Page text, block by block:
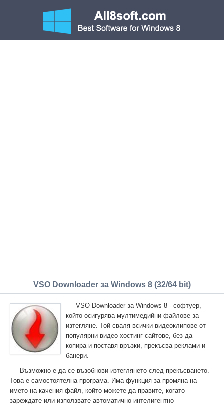
VSO Downloader за Windows 8 (32/64 bit)
VSO Downloader за Windows 8 - софтуер,
който осигурява мултимедийни файлове за
изтегляне. Той сваля всички видеоклипове от
популярни видео хостинг сайтове, без да
копира и поставя връзки, прекъсва реклами и
банери.
Възможно е да се възобнови изтеглянето след прекъсването.
Това е самостоятелна програма. Има функция за промяна на
името на качения файл, който можете да правите, когато
зареждате или използвате автоматично интелигентно